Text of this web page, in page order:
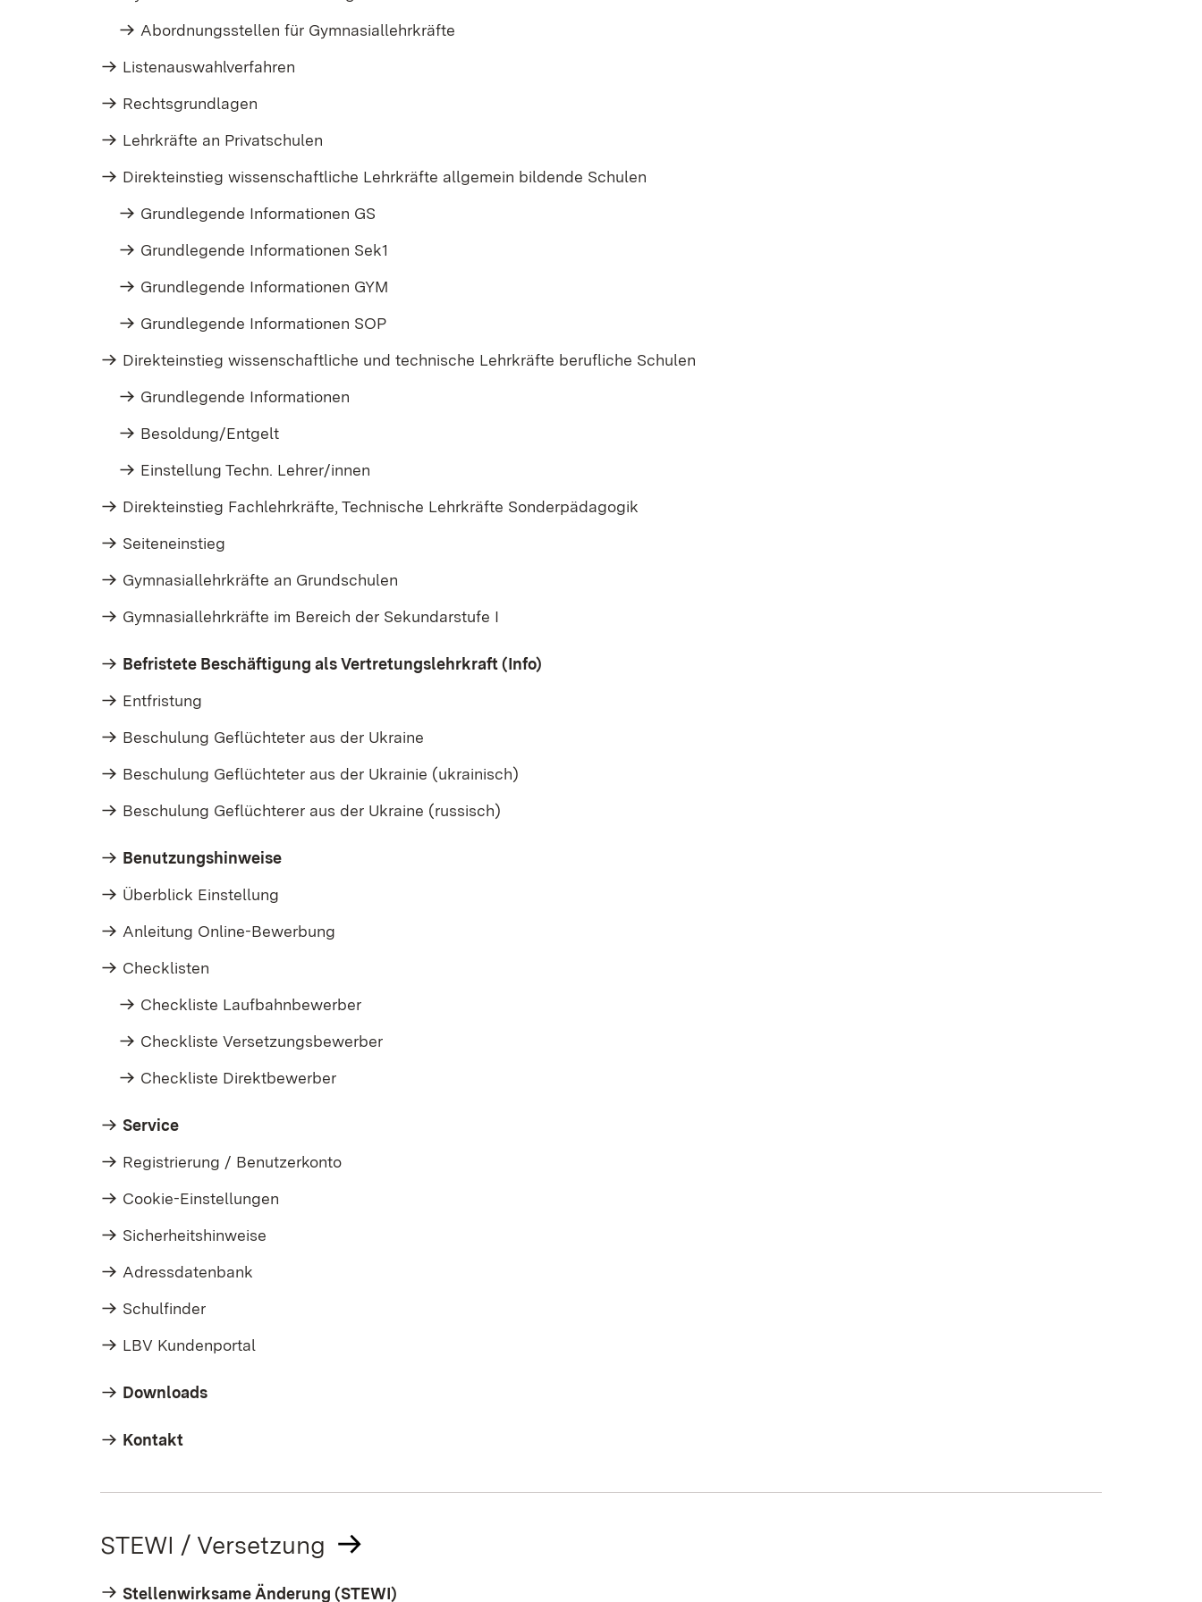
Abordnungsstellen für Gymnasiallehrkräfte
Listenauswahlverfahren
Rechtsgrundlagen
Lehrkräfte an Privatschulen
Direkteinstieg wissenschaftliche Lehrkräfte allgemein bildende Schulen
Grundlegende Informationen GS
Grundlegende Informationen Sek1
Grundlegende Informationen GYM
Grundlegende Informationen SOP
Direkteinstieg wissenschaftliche und technische Lehrkräfte berufliche Schulen
Grundlegende Informationen
Besoldung/Entgelt
Einstellung Techn. Lehrer/innen
Direkteinstieg Fachlehrkräfte, Technische Lehrkräfte Sonderpädagogik
Seiteneinstieg
Gymnasiallehrkräfte an Grundschulen
Gymnasiallehrkräfte im Bereich der Sekundarstufe I
Befristete Beschäftigung als Vertretungslehrkraft (Info)
Entfristung
Beschulung Geflüchteter aus der Ukraine
Beschulung Geflüchteter aus der Ukrainie (ukrainisch)
Beschulung Geflüchterer aus der Ukraine (russisch)
Benutzungshinweise
Überblick Einstellung
Anleitung Online-Bewerbung
Checklisten
Checkliste Laufbahnbewerber
Checkliste Versetzungsbewerber
Checkliste Direktbewerber
Service
Registrierung / Benutzerkonto
Cookie-Einstellungen
Sicherheitshinweise
Adressdatenbank
Schulfinder
LBV Kundenportal
Downloads
Kontakt
STEWI / Versetzung
Stellenwirksame Änderung (STEWI)